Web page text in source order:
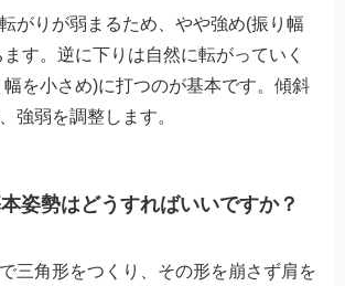
がりが弱まるため、やや強め(振り幅
す。逆に下りは自然に転がっていく
を小さめ)に打つのが基本です。傾斜
強弱を調整します。
姿勢はどうすればいいですか？
三角形をつくり、その形を崩さず肩を